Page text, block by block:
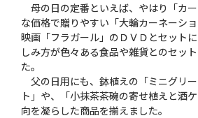
母の日の定番といえば、やはり「カ
な価格で贈りやすい「大輪カーネーシ
映画「フラガール」のＤＶＤとセット
しみ方が色々ある食品や雑貨とのセッ
た。
父の日用にも、鉢植えの「ミニグリ
ト」や、「小抹茶茶碗の寄せ植えと酒
向を凝らした商品を揃えました。